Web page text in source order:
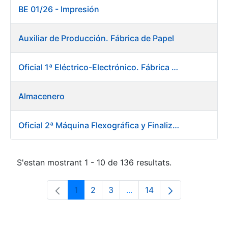
BE 01/26 - Impresión
Auxiliar de Producción. Fábrica de Papel
Oficial 1ª Eléctrico-Electrónico. Fábrica Papel
Almacenero
Oficial 2ª Máquina Flexográfica y Finalizado
S'estan mostrant 1 - 10 de 136 resultats.
Pàgina
1 Pàgina
2 Pàgina
3 ...Pàgines intermèdies
Pàgina
14